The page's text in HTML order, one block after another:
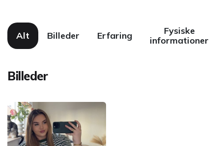
Alt Billeder Erfaring
Fysiske
informationer
Billeder